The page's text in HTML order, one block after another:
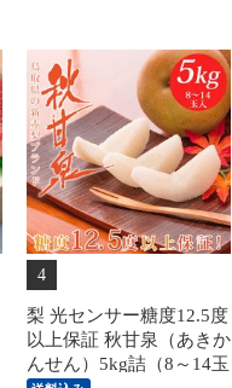
4
梨 光センサー糖度12.5度
以上保証 秋甘泉（あきか
んせん）5kg詰（8～14玉